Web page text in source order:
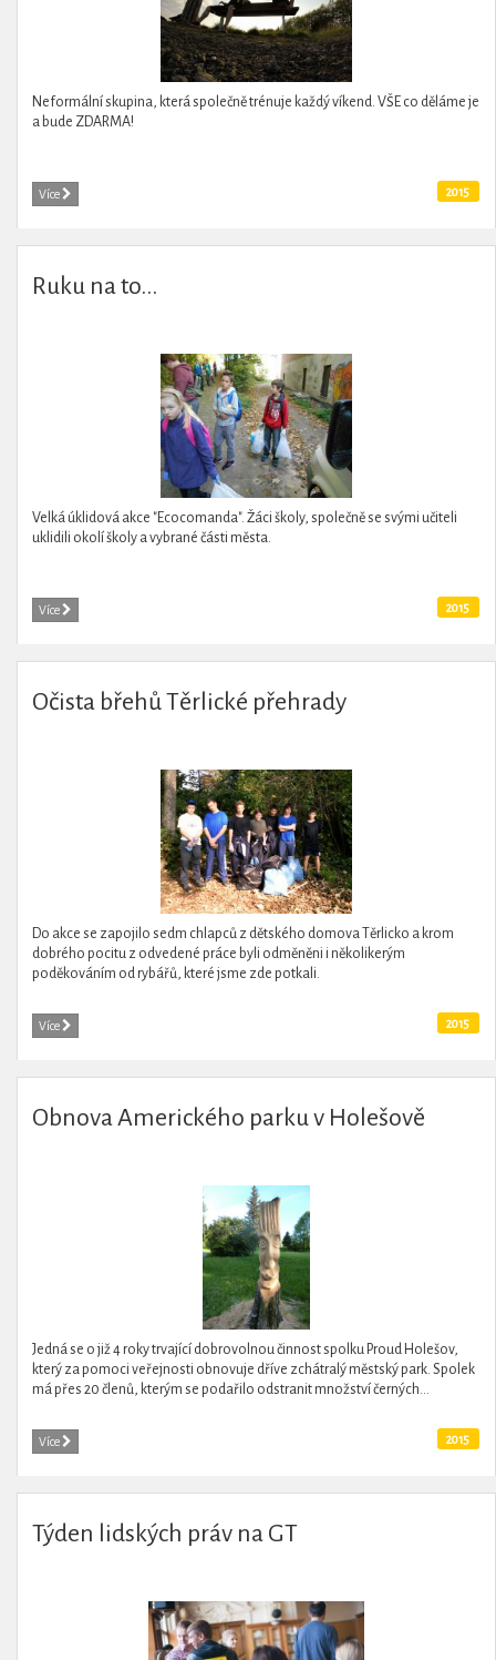
Neformální skupina, která společně trénuje každý víkend. VŠE co děláme je
a bude ZDARMA!
Více 2015
Ruku na to...
Velká úklidová akce "Ecocomanda". Žáci školy, společně se svými učiteli
uklidili okolí školy a vybrané části města.
Více 2015
Očista břehů Těrlické přehrady
Do akce se zapojilo sedm chlapců z dětského domova Těrlicko a krom
dobrého pocitu z odvedené práce byli odměněni i několikerým
poděkováním od rybářů, které jsme zde potkali.
Více 2015
Obnova Amerického parku v Holešově
Jedná se o již 4 roky trvající dobrovolnou činnost spolku Proud Holešov,
který za pomoci veřejnosti obnovuje dříve zchátralý městský park. Spolek
má přes 20 členů, kterým se podařilo odstranit množství černých...
Více 2015
Týden lidských práv na GT